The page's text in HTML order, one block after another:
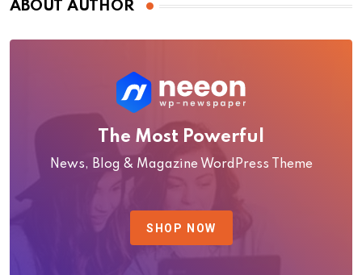
ABOUT AUTHOR
The Most Powerful
News, Blog & Magazine WordPress Theme
SHOP NOW